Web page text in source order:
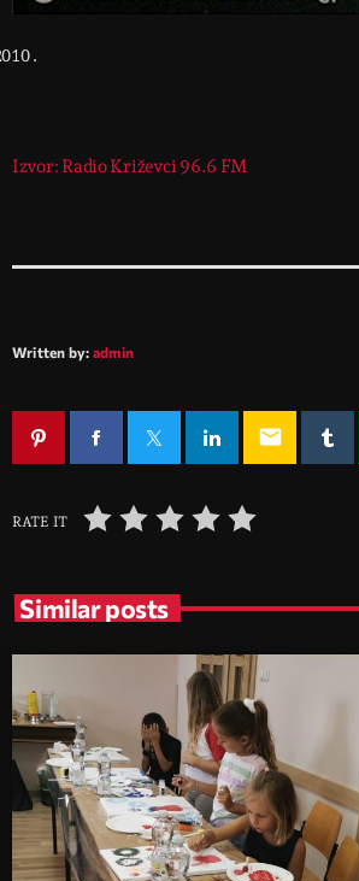
Izvor: Radio Križevci 96.6 FM
Written by: admin
email
RATE IT
Similar posts